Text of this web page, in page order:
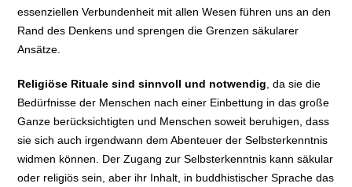
essenziellen Verbundenheit mit allen Wesen führen uns an den
Rand des Denkens und sprengen die Grenzen säkularer
Ansätze.
Religiöse Rituale sind sinnvoll und notwendig , da sie die
Bedürfnisse der Menschen nach einer Einbettung in das große
Ganze berücksichtigten und Menschen soweit beruhigen, dass
sie sich auch irgendwann dem Abenteuer der Selbsterkenntnis
widmen können. Der Zugang zur Selbsterkenntnis kann säkular
oder religiös sein, aber ihr Inhalt, in buddhistischer Sprache das